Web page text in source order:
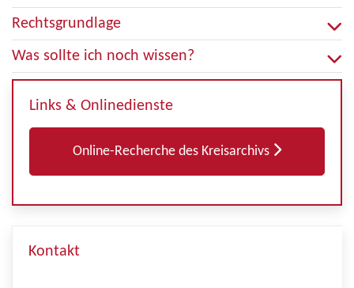
Rechtsgrundlage
Was sollte ich noch wissen?
Links & Onlinedienste
Online-Recherche des Kreisarchivs
Kontakt